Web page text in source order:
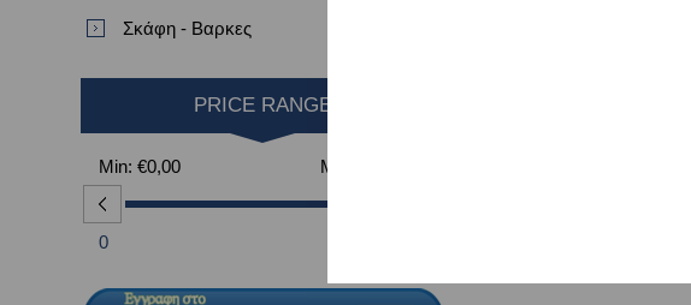
Σκάφη - Βαρκες
PRICE RANGE
Min: €0,00 Max:
0